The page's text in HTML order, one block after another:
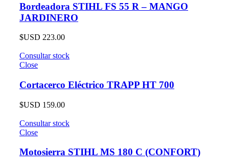
Bordeadora STIHL FS 55 R – MANGO
JARDINERO
$USD 223.00
Consultar stock
Close
Cortacerco Eléctrico TRAPP HT 700
$USD 159.00
Consultar stock
Close
Motosierra STIHL MS 180 C (CONFORT)